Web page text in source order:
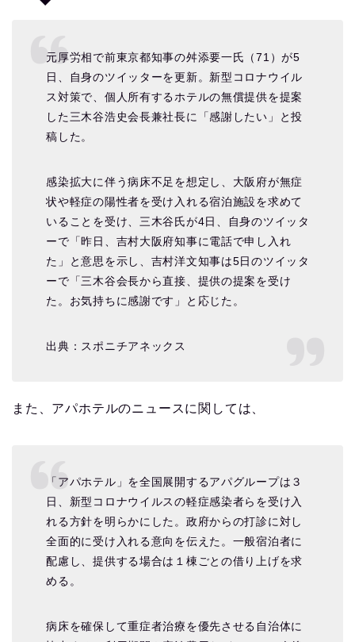
元厚労相で前東京都知事の舛添要一氏（71）が5
日、自身のツイッターを更新。新型コロナウイル
ス対策で、個人所有するホテルの無償提供を提案
した三木谷浩史会長兼社長に「感謝したい」と投
稿した。
感染拡大に伴う病床不足を想定し、大阪府が無症
状や軽症の陽性者を受け入れる宿泊施設を求めて
いることを受け、三木谷氏が4日、自身のツイッタ
ーで「昨日、吉村大阪府知事に電話で申し入れ
た」と意思を示し、吉村洋文知事は5日のツイッタ
ーで「三木谷会長から直接、提供の提案を受け
た。お気持ちに感謝です」と応じた。
出典：スポニチアネックス
また、アパホテルのニュースに関しては、
「アパホテル」を全国展開するアパグループは３
日、新型コロナウイルスの軽症感染者らを受け入
れる方針を明らかにした。政府からの打診に対し
全面的に受け入れる意向を伝えた。一般宿泊者に
配慮し、提供する場合は１棟ごとの借り上げを求
める。
病床を確保して重症者治療を優先させる自治体に